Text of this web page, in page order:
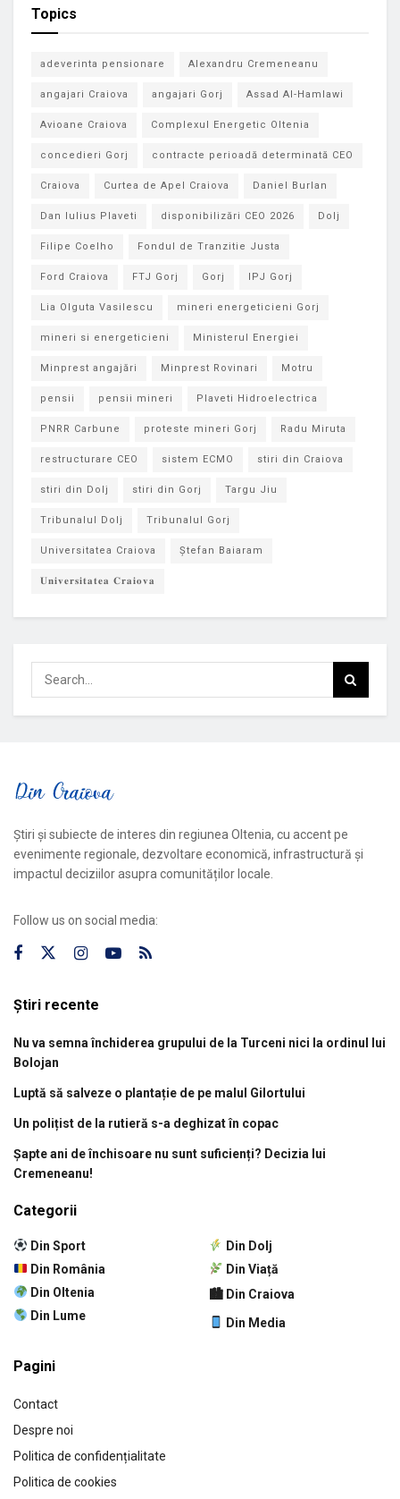
Topics
adeverinta pensionare Alexandru Cremeneanu
angajari Craiova angajari Gorj Assad Al-Hamlawi
Avioane Craiova Complexul Energetic Oltenia
concedieri Gorj contracte perioadă determinată CEO
Craiova Curtea de Apel Craiova Daniel Burlan
Dan Iulius Plaveti disponibilizări CEO 2026 Dolj
Filipe Coelho Fondul de Tranzitie Justa
Ford Craiova FTJ Gorj Gorj IPJ Gorj
Lia Olguta Vasilescu mineri energeticieni Gorj
mineri si energeticieni Ministerul Energiei
Minprest angajări Minprest Rovinari Motru
pensii pensii mineri Plaveti Hidroelectrica
PNRR Carbune proteste mineri Gorj Radu Miruta
restructurare CEO sistem ECMO stiri din Craiova
stiri din Dolj stiri din Gorj Targu Jiu
Tribunalul Dolj Tribunalul Gorj
Universitatea Craiova Ștefan Baiaram
𝐔𝐧𝐢𝐯𝐞𝐫𝐬𝐢𝐭𝐚𝐭𝐞𝐚 𝐂𝐫𝐚𝐢𝐨𝐯𝐚
Știri și subiecte de interes din regiunea Oltenia, cu accent pe
evenimente regionale, dezvoltare economică, infrastructură și
impactul deciziilor asupra comunităților locale.
Follow us on social media:
Știri recente
Nu va semna închiderea grupului de la Turceni nici la ordinul lui
Bolojan
Luptă să salveze o plantație de pe malul Gilortului
Un polițist de la rutieră s-a deghizat în copac
Șapte ani de închisoare nu sunt suficienți? Decizia lui
Cremeneanu!
Categorii
Din Sport
Din România
Din Oltenia
Din Lume
Din Dolj
Din Viață
🏙 Din Craiova
Din Media
Pagini
Contact
Despre noi
Politica de confidențialitate
Politica de cookies